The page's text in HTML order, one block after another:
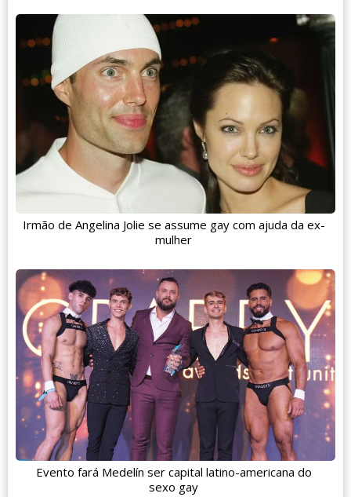
Irmão de Angelina Jolie se assume gay com ajuda da ex-
mulher
Evento fará Medelín ser capital latino-americana do
sexo gay